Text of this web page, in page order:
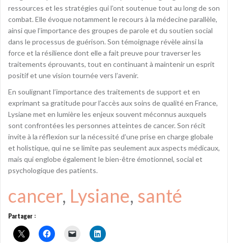
ressources et les stratégies qui l’ont soutenue tout au long de son
combat. Elle évoque notamment le recours à la médecine parallèle,
ainsi que l’importance des groupes de parole et du soutien social
dans le processus de guérison. Son témoignage révèle ainsi la
force et la résilience dont elle a fait preuve pour traverser les
traitements éprouvants, tout en continuant à maintenir un esprit
positif et une vision tournée vers l’avenir.
En soulignant l’importance des traitements de support et en
exprimant sa gratitude pour l’accès aux soins de qualité en France,
Lysiane met en lumière les enjeux souvent méconnus auxquels
sont confrontées les personnes atteintes de cancer. Son récit
invite à la réflexion sur la nécessité d’une prise en charge globale
et holistique, qui ne se limite pas seulement aux aspects médicaux,
mais qui englobe également le bien-être émotionnel, social et
psychologique des patients.
cancer, Lysiane, santé
Partager :